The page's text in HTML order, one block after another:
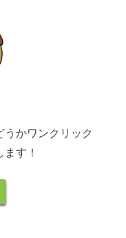
かワンクリック
す！